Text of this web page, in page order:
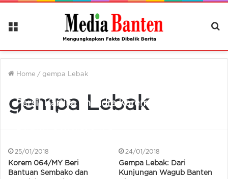
Menu
Home / gempa Lebak
gempa Lebak
Persit Kartika Chandra Korem Beri Bantuan
Ke Korban Gempa Lebak
25/01/2018
Korem 064/MY Beri
Bantuan Sembako dan
24/01/2018
Gempa Lebak: Dari
Kunjungan Wagub Banten